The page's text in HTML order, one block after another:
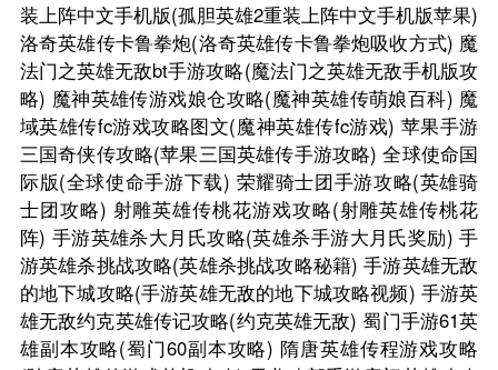
装上阵中文手机版(孤胆英雄2重装上阵中文手机版苹果)
洛奇英雄传卡鲁拳炮(洛奇英雄传卡鲁拳炮吸收方式) 魔
法门之英雄无敌bt手游攻略(魔法门之英雄无敌手机版攻
略) 魔神英雄传游戏娘仓攻略(魔神英雄传萌娘百科) 魔
域英雄传fc游戏攻略图文(魔神英雄传fc游戏) 苹果手游
三国奇侠传攻略(苹果三国英雄传手游攻略) 全球使命国
际版(全球使命手游下载) 荣耀骑士团手游攻略(英雄骑
士团攻略) 射雕英雄传桃花游戏攻略(射雕英雄传桃花
阵) 手游英雄杀大月氏攻略(英雄杀手游大月氏奖励) 手
游英雄杀挑战攻略(英雄杀挑战攻略秘籍) 手游英雄无敌
的地下城攻略(手游英雄无敌的地下城攻略视频) 手游英
雄无敌约克英雄传记攻略(约克英雄无敌) 蜀门手游61英
雄副本攻略(蜀门60副本攻略) 隋唐英雄传程游戏攻略